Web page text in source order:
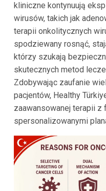
kliniczne kontynuują
wirusów, takich jak
terapii onkolitycznych
spodziewany rosnąć,
którzy szukają
skutecznych metod
Zdobywając zaufanie
pacjentów, Healthy
zaawansowanej terapii z
spersonalizowanymi